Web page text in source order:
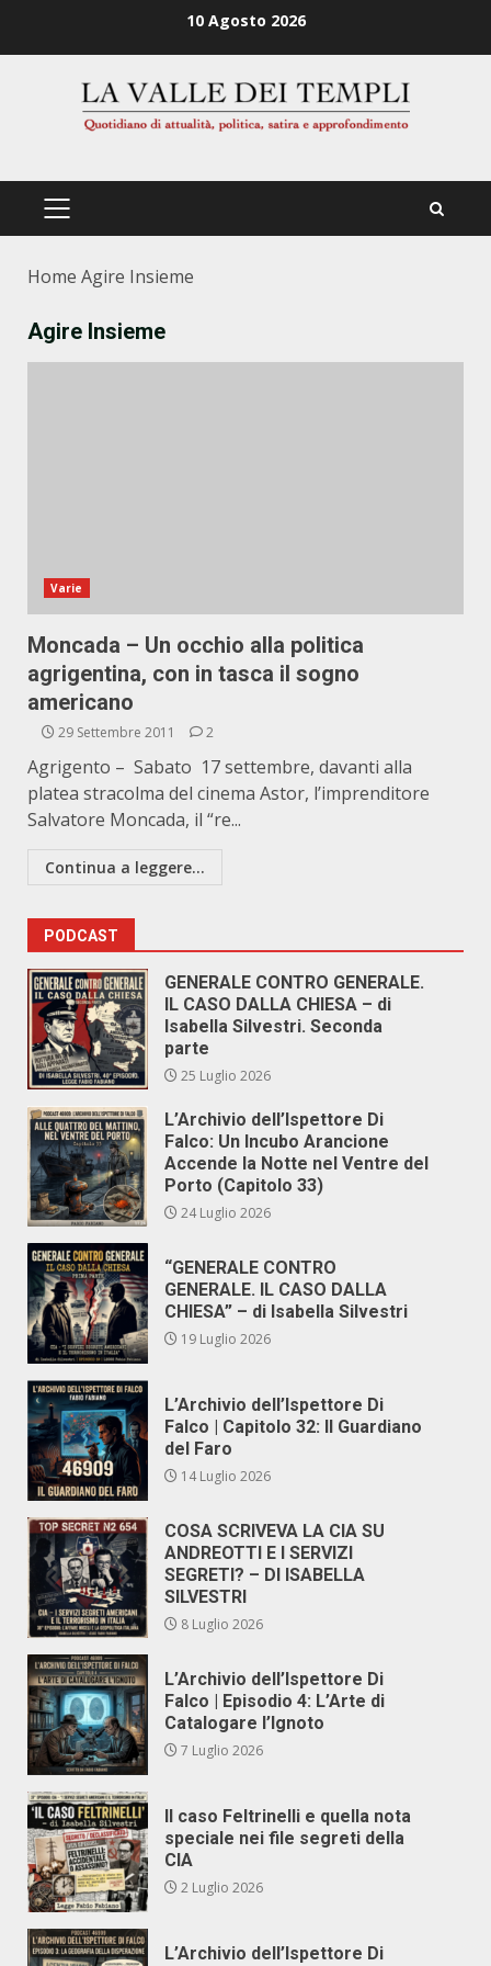
10 Agosto 2026
PRIMÄRES
Home Agire Insieme
Agire Insieme
Varie
Moncada – Un occhio alla politica
agrigentina, con in tasca il sogno
americano
29 Settembre 2011 2
Agrigento – Sabato 17 settembre, davanti alla
platea stracolma del cinema Astor, l’imprenditore
Salvatore Moncada, il “re...
Continua a leggere...
PODCAST
GENERALE CONTRO GENERALE.
IL CASO DALLA CHIESA – di
Isabella Silvestri. Seconda
parte
25 Luglio 2026
L’Archivio dell’Ispettore Di
Falco: Un Incubo Arancione
Accende la Notte nel Ventre del
Porto (Capitolo 33)
24 Luglio 2026
“GENERALE CONTRO
GENERALE. IL CASO DALLA
CHIESA” – di Isabella Silvestri
19 Luglio 2026
L’Archivio dell’Ispettore Di
Falco | Capitolo 32: Il Guardiano
del Faro
14 Luglio 2026
COSA SCRIVEVA LA CIA SU
ANDREOTTI E I SERVIZI
SEGRETI? – DI ISABELLA
SILVESTRI
8 Luglio 2026
L’Archivio dell’Ispettore Di
Falco | Episodio 4: L’Arte di
Catalogare l’Ignoto
7 Luglio 2026
Il caso Feltrinelli e quella nota
speciale nei file segreti della
CIA
2 Luglio 2026
L’Archivio dell’Ispettore Di